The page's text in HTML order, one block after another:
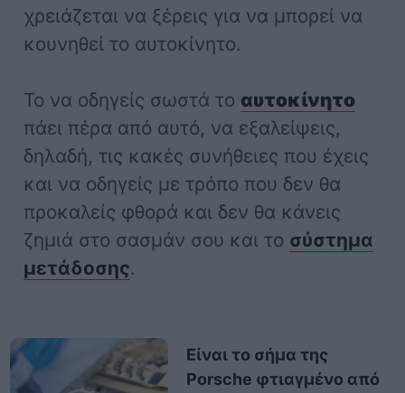
χρειάζεται να ξέρεις για να μπορεί να
κουνηθεί το αυτοκίνητο.
Το να οδηγείς σωστά το αυτοκίνητο
πάει πέρα από αυτό, να εξαλείψεις,
δηλαδή, τις κακές συνήθειες που έχεις
και να οδηγείς με τρόπο που δεν θα
προκαλείς φθορά και δεν θα κάνεις
ζημιά στο σασμάν σου και το σύστημα
μετάδοσης.
Είναι το σήμα της
Porsche φτιαγμένο από